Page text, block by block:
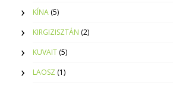
KÍNA (5)
KIRGIZISZTÁN (2)
KUVAIT (5)
LAOSZ (1)